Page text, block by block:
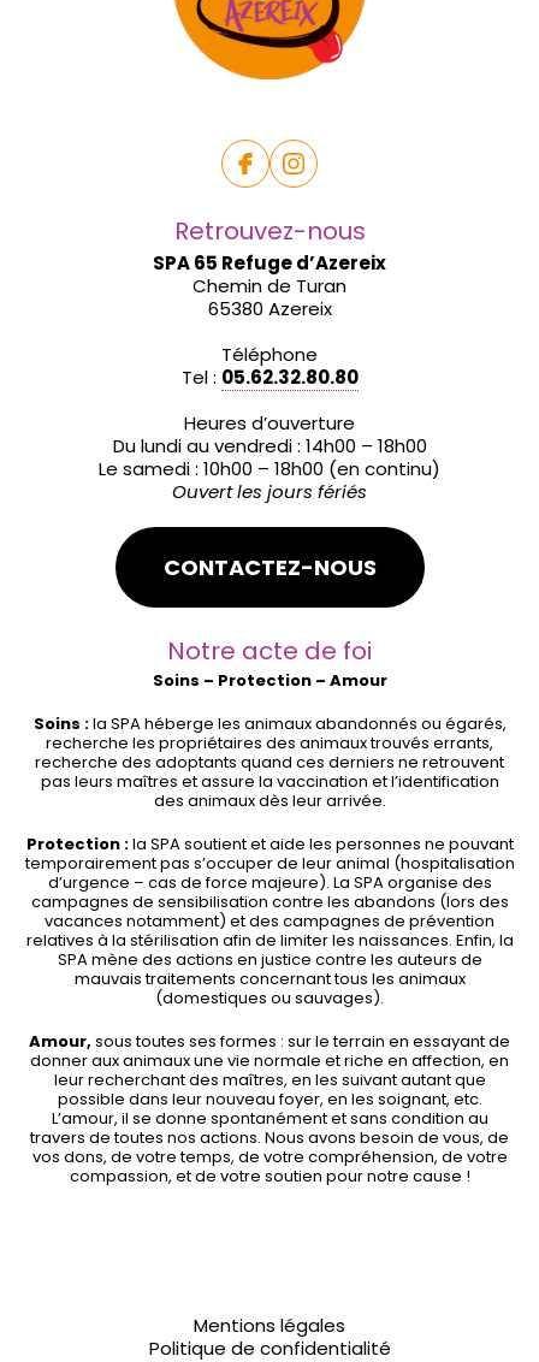
Retrouvez-nous
SPA 65 Refuge d’Azereix
Chemin de Turan
65380 Azereix
Téléphone
Tel : 05.62.32.80.80
Heures d’ouverture
Du lundi au vendredi : 14h00 – 18h00
Le samedi : 10h00 – 18h00 (en continu)
Ouvert les jours fériés
CONTACTEZ-NOUS
Notre acte de foi
Soins – Protection – Amour
Soins :la SPA héberge les animaux abandonnés ou égarés,
recherche les propriétaires des animaux trouvés errants,
recherche des adoptants quand ces derniers ne retrouvent
pas leurs maîtres et assure la vaccination et l’identification
des animaux dès leur arrivée.
Protection :la SPA soutient et aide les personnes ne pouvant
temporairement pas s’occuper de leur animal (hospitalisation
d’urgence – cas de force majeure). La SPA organise des
campagnes de sensibilisation contre les abandons (lors des
vacances notamment) et des campagnes de prévention
relatives à la stérilisation afin de limiter les naissances. Enfin, la
SPA mène des actions en justice contre les auteurs de
mauvais traitements concernant tous les animaux
(domestiques ou sauvages).
Amour, sous toutes ses formes : sur le terrain en essayant de
donner aux animaux une vie normale et riche en affection, en
leur recherchant des maîtres, en les suivant autant que
possible dans leur nouveau foyer, en les soignant, etc.
L’amour, il se donne spontanément et sans condition au
travers de toutes nos actions. Nous avons besoin de vous, de
vos dons, de votre temps, de votre compréhension, de votre
compassion, et de votre soutien pour notre cause !
Mentions légales
Politique de confidentialité